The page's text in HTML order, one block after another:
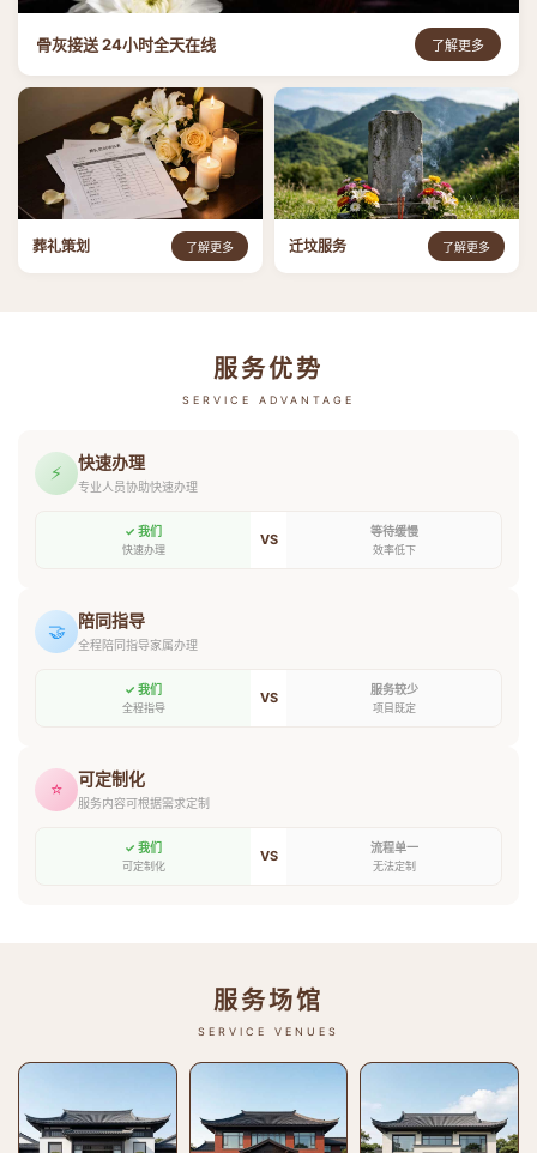
骨灰接送 24小时全天在线 了解更多
葬礼策划 了解更多 迁坟服务 了解更多
服务优势
SERVICE ADVANTAGE
⚡ 快速办理
专业人员协助快速办理
✓ 我们
快速办理
VS 等待缓慢
效率低下
🤝 陪同指导
全程陪同指导家属办理
✓ 我们
全程指导
VS 服务较少
项目既定
⭐ 可定制化
服务内容可根据需求定制
✓ 我们
可定制化
VS 流程单一
无法定制
服务场馆
SERVICE VENUES